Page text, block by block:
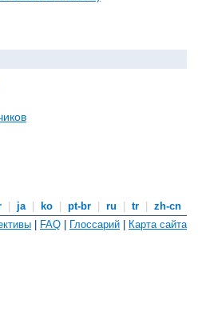
ja ko pt-br ru tr
zh-cn
| FAQ | Глоссарий | Карта сайта